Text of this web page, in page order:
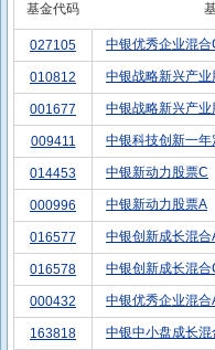
基金代码
027105 中银优秀企业混合
010812 中银战略新兴产业
001677 中银战略新兴产业
009411 中银科技创新一年
014453 中银新动力股票C
000996 中银新动力股票A
016577 中银创新成长混合
016578 中银创新成长混合
000432 中银优秀企业混合
163818 中银中小盘成长混